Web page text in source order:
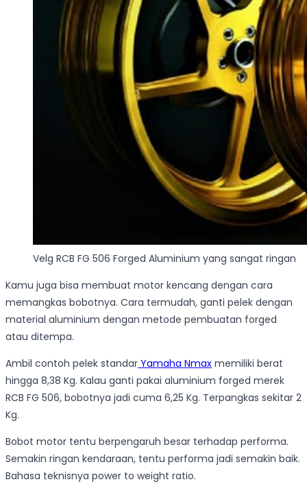
Velg RCB FG 506 Forged Aluminium yang sangat ringan
Kamu juga bisa membuat motor kencang dengan cara
memangkas bobotnya. Cara termudah, ganti pelek dengan
material aluminium dengan metode pembuatan forged
atau ditempa.
Ambil contoh pelek standar Yamaha Nmax memiliki berat
hingga 8,38 Kg. Kalau ganti pakai aluminium forged merek
RCB FG 506, bobotnya jadi cuma 6,25 Kg. Terpangkas sekitar 2
Kg.
Bobot motor tentu berpengaruh besar terhadap performa.
Semakin ringan kendaraan, tentu performa jadi semakin baik.
Bahasa teknisnya power to weight ratio.